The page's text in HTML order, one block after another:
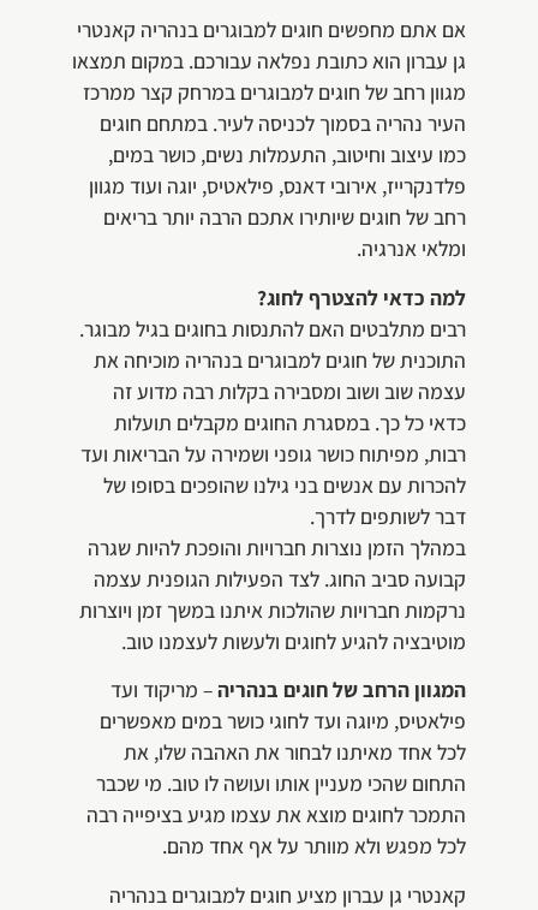
אם אתם מחפשים חוגים למבוגרים בנהריה קאנטרי
גן עברון הוא כתובת נפלאה עבורכם. במקום תמצאו
מגוון רחב של חוגים למבוגרים במרחק קצר ממרכז
העיר נהריה בסמוך לכניסה לעיר. במתחם חוגים
כמו עיצוב וחיטוב, התעמלות נשים, כושר במים,
פלדנקרייז, אירובי דאנס, פילאטיס, יוגה ועוד מגוון
רחב של חוגים שיותירו אתכם הרבה יותר בריאים
ומלאי אנרגיה.
למה כדאי להצטרף לחוג?
רבים מתלבטים האם להתנסות בחוגים בגיל מבוגר.
התוכנית של חוגים למבוגרים בנהריה מוכיחה את
עצמה שוב ושוב ומסבירה בקלות רבה מדוע זה
כדאי כל כך. במסגרת החוגים מקבלים תועלות
רבות, מפיתוח כושר גופני ושמירה על הבריאות ועד
להכרות עם אנשים בני גילנו שהופכים בסופו של
דבר לשותפים לדרך.
במהלך הזמן נוצרות חברויות והופכת להיות שגרה
קבועה סביב החוג. לצד הפעילות הגופנית עצמה
נרקמות חברויות שהולכות איתנו במשך זמן ויוצרות
מוטיבציה להגיע לחוגים ולעשות לעצמנו טוב.
המגוון הרחב של חוגים בנהריה– מריקוד ועד
פילאטיס, מיוגה ועד לחוגי כושר במים מאפשרים
לכל אחד מאיתנו לבחור את האהבה שלו, את
התחום שהכי מעניין אותו ועושה לו טוב. מי שכבר
התמכר לחוגים מוצא את עצמו מגיע בציפייה רבה
לכל מפגש ולא מוותר על אף אחד מהם.
קאנטרי גן עברון מציע חוגים למבוגרים בנהריה